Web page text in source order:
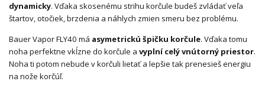
dynamicky. Vďaka skosenému strihu korčule budeš zvládať veľa
štartov, otočiek, brzdenia a náhlych zmien smeru bez problému.
Bauer Vapor FLY40 má asymetrickú špičku korčule. Vďaka tomu
noha perfektne vkĺzne do korčule a vyplní celý vnútorný priestor.
Noha ti potom nebude v korčuli lietať a lepšie tak prenesieš energiu
na nože korčúľ.